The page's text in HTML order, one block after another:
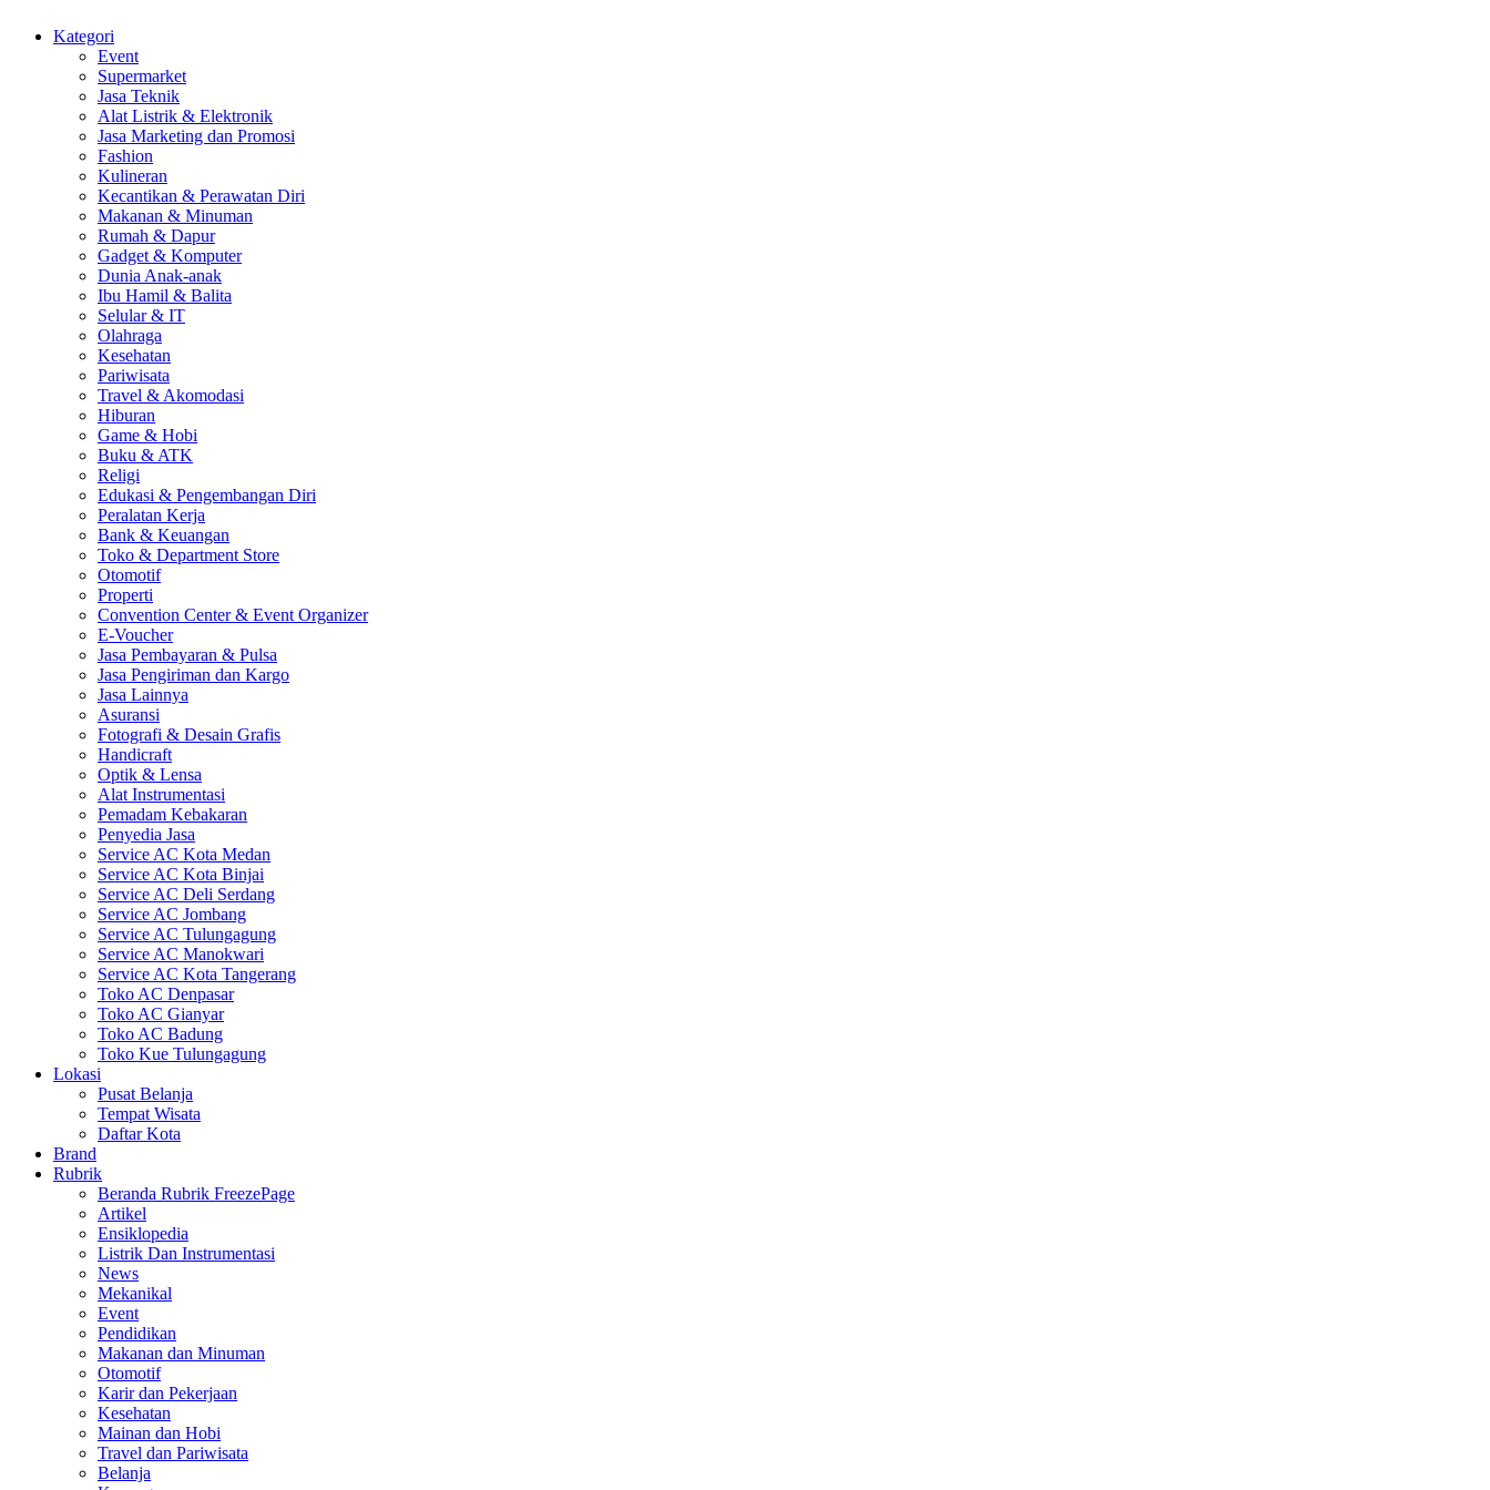
Kategori
Event
Supermarket
Jasa Teknik
Alat Listrik & Elektronik
Jasa Marketing dan Promosi
Fashion
Kulineran
Kecantikan & Perawatan Diri
Makanan & Minuman
Rumah & Dapur
Gadget & Komputer
Dunia Anak-anak
Ibu Hamil & Balita
Selular & IT
Olahraga
Kesehatan
Pariwisata
Travel & Akomodasi
Hiburan
Game & Hobi
Buku & ATK
Religi
Edukasi & Pengembangan Diri
Peralatan Kerja
Bank & Keuangan
Toko & Department Store
Otomotif
Properti
Convention Center & Event Organizer
E-Voucher
Jasa Pembayaran & Pulsa
Jasa Pengiriman dan Kargo
Jasa Lainnya
Asuransi
Fotografi & Desain Grafis
Handicraft
Optik & Lensa
Alat Instrumentasi
Pemadam Kebakaran
Penyedia Jasa
Service AC Kota Medan
Service AC Kota Binjai
Service AC Deli Serdang
Service AC Jombang
Service AC Tulungagung
Service AC Manokwari
Service AC Kota Tangerang
Toko AC Denpasar
Toko AC Gianyar
Toko AC Badung
Toko Kue Tulungagung
Lokasi
Pusat Belanja
Tempat Wisata
Daftar Kota
Brand
Rubrik
Beranda Rubrik FreezePage
Artikel
Ensiklopedia
Listrik Dan Instrumentasi
News
Mekanikal
Event
Pendidikan
Makanan dan Minuman
Otomotif
Karir dan Pekerjaan
Kesehatan
Mainan dan Hobi
Travel dan Pariwisata
Belanja